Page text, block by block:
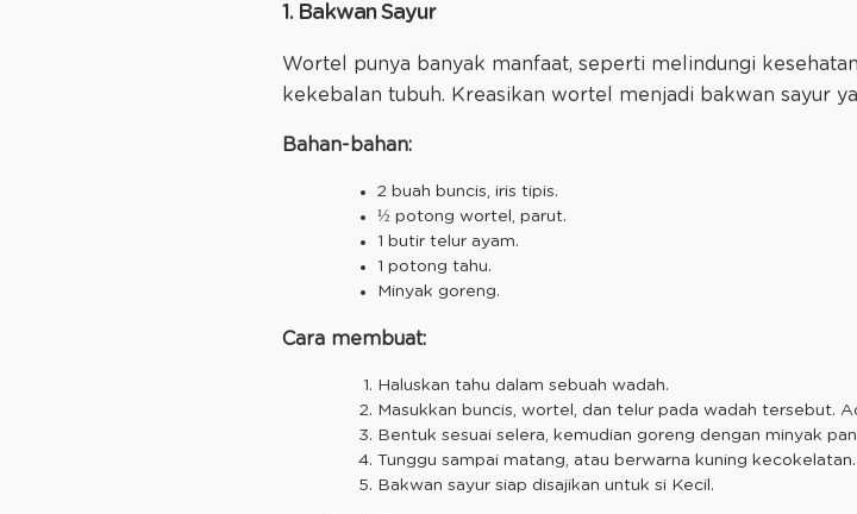
1. Bakwan Sayur
Wortel punya banyak manfaat, seperti melindungi
kekebalan tubuh. Kreasikan wortel menjadi bakwan sayur
Bahan-bahan:
2 buah buncis, iris tipis.
½ potong wortel, parut.
1 butir telur ayam.
1 potong tahu.
Minyak goreng.
Cara membuat:
Haluskan tahu dalam sebuah wadah.
Masukkan buncis, wortel, dan telur pada wadah tersebut.
Bentuk sesuai selera, kemudian goreng dengan minyak
Tunggu sampai matang, atau berwarna kuning kecokelatan.
Bakwan sayur siap disajikan untuk si Kecil.